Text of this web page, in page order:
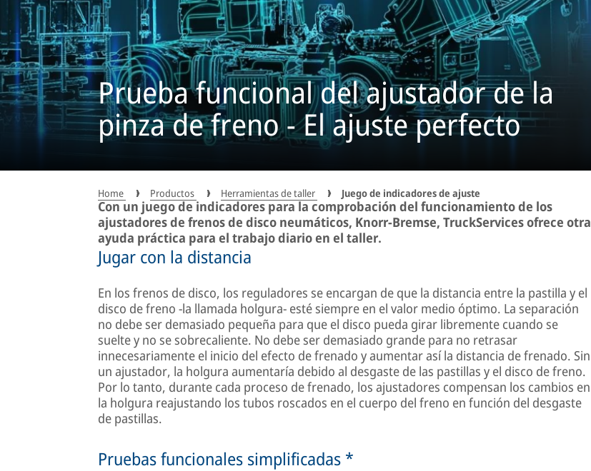
Prueba funcional del ajustador de la
pinza de freno - El ajuste perfecto
Home Productos Herramientas de taller Juego de indicadores de ajuste
Con un juego de indicadores para la comprobación del funcionamiento de los
ajustadores de frenos de disco neumáticos, Knorr-Bremse, TruckServices ofrece otra
ayuda práctica para el trabajo diario en el taller.
Jugar con la distancia
En los frenos de disco, los reguladores se encargan de que la distancia entre la pastilla y el
disco de freno -la llamada holgura- esté siempre en el valor medio óptimo. La separación
no debe ser demasiado pequeña para que el disco pueda girar libremente cuando se
suelte y no se sobrecaliente. No debe ser demasiado grande para no retrasar
innecesariamente el inicio del efecto de frenado y aumentar así la distancia de frenado. Sin
un ajustador, la holgura aumentaría debido al desgaste de las pastillas y el disco de freno.
Por lo tanto, durante cada proceso de frenado, los ajustadores compensan los cambios en
la holgura reajustando los tubos roscados en el cuerpo del freno en función del desgaste
de pastillas.
Pruebas funcionales simplificadas *